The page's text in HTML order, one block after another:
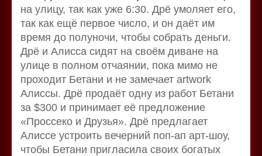
на улицу, так как уже 6:30. Дрё умоляет его,
так как ещё первое число, и он даёт им
время до полуночи, чтобы собрать деньги.
Дрё и Алисса сидят на своём диване на
улице в полном отчаянии, пока мимо не
проходит Бетани и не замечает artwork
Алиссы. Дрё продаёт одну из работ Бетани
за $300 и принимает её предложение
«Проссеко и Друзья». Дрё предлагает
Алиссе устроить вечерний поп-ап арт-шоу,
чтобы Бетани пригласила своих богатых